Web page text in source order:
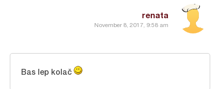
renata
November 8, 2017, 9:58 am
Bas lep kolač